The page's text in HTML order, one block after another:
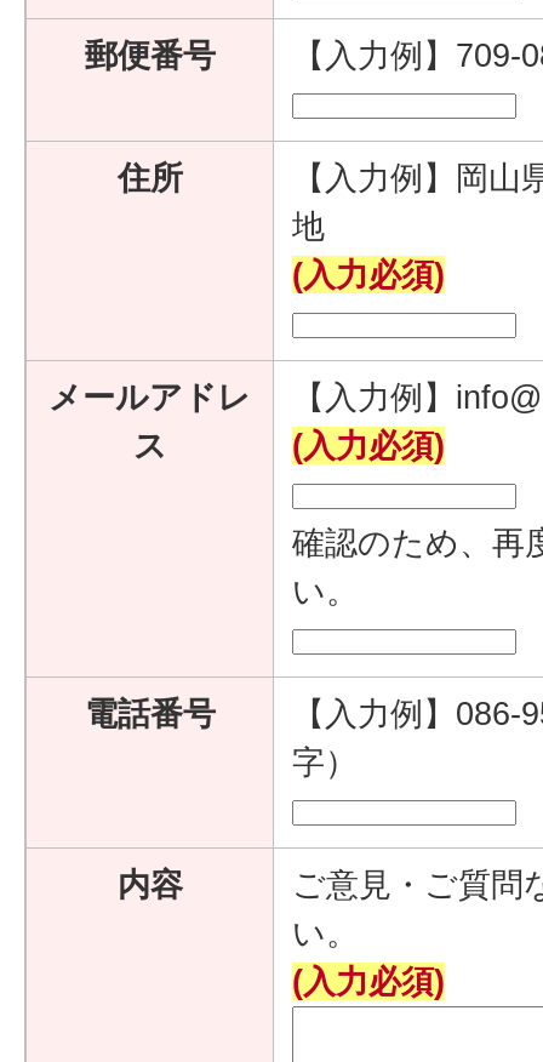
郵便番号 【入力例】
住所
【入力例】岡
地
(入力必須)
メールアドレ
ス
【入力例】
(入力必須)
確認のため、再
い。
電話番号
【入力例】
字）
内容
ご意見・ご質問
い。
(入力必須)